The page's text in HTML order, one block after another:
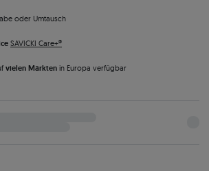
oder Umtausch
SAVICKI Care+®
vielen Märkten in Europa verfügbar